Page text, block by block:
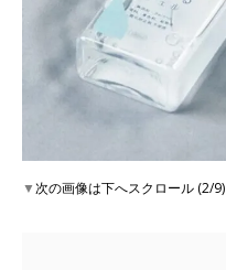
▼次の画像は下へスクロール (2/9)